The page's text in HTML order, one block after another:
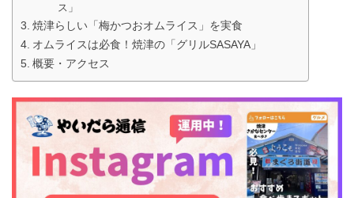
ス」
焼津らしい「梅かつおオムライス」を実食
オムライスは必食！焼津の「グリルSASAYA」
概要・アクセス